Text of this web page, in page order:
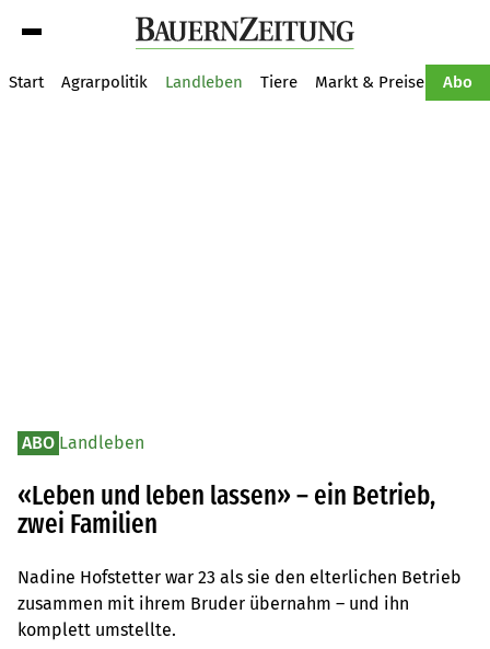
Start Agrarpolitik Landleben Tiere Markt & Preise Abo
ABO Landleben
«Leben und leben lassen» – ein Betrieb,
zwei Familien
Nadine Hofstetter war 23 als sie den elterlichen Betrieb
zusammen mit ihrem Bruder übernahm – und ihn
komplett umstellte.